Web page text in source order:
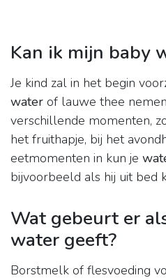
Kan ik mijn baby
Je kind zal in het begin
water of lauwe thee
verschillende momenten,
het fruithapje, bij het
eetmomenten in kun je
bijvoorbeeld als hij uit bed
Wat gebeurt er
water geeft?
Borstmelk of flesvoeding